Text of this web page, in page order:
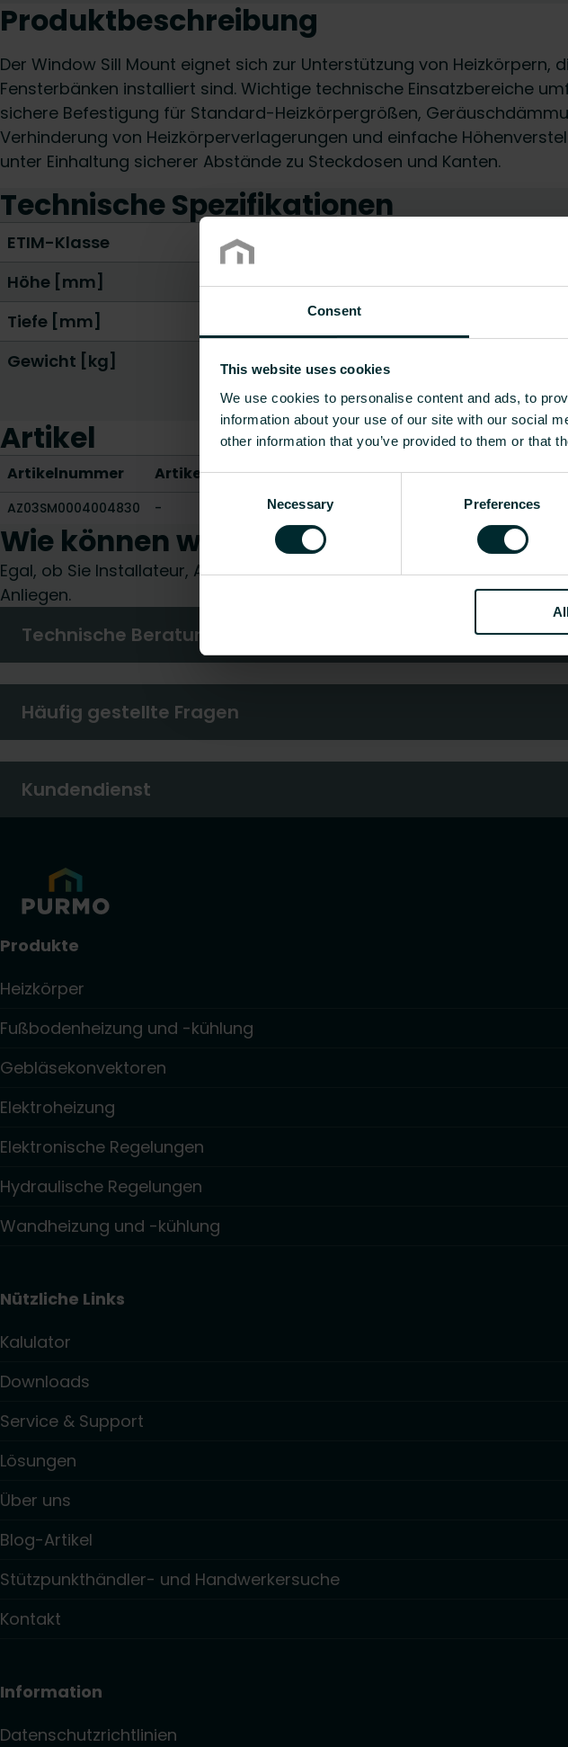
Consent
This website uses cookies
We use cookies to personalise content and ads, to
information about your use of our site with our social
other information that you’ve provided to them or that
Consent
Necessary Preferences
Produktbeschreibung
Der Window Sill Mount eignet sich zur Unterstützung von Heizkörpern,
Fensterbänken installiert sind. Wichtige technische Einsatzbereiche
sichere Befestigung für Standard-Heizkörpergrößen,
Verhinderung von Heizkörperverlagerungen und einfache
unter Einhaltung sicherer Abstände zu Steckdosen und Kanten.
Technische Spezifikationen
ETIM-Klasse
Höhe [mm]
Tiefe [mm]
Gewicht [kg]
Alle
Artikel
Artikelnummer Artikelbeschreibung Gewicht [kg] CO2/Kg-
AZ03SM0004004830 - 0.572
Wie können wir Ihnen helfen?
Egal, ob Sie Installateur, Architekt, Planer, Großhändler oder
Anliegen.
Technische Beratung
Häufig gestellte Fragen
Kundendienst
Produkte
Heizkörper
Fußbodenheizung und -kühlung
Gebläsekonvektoren
Elektroheizung
Elektronische Regelungen
Hydraulische Regelungen
Wandheizung und -kühlung
Nützliche Links
Kalulator
Downloads
Service & Support
Lösungen
Über uns
Blog-Artikel
Stützpunkthändler- und Handwerkersuche
Kontakt
Information
Datenschutzrichtlinien